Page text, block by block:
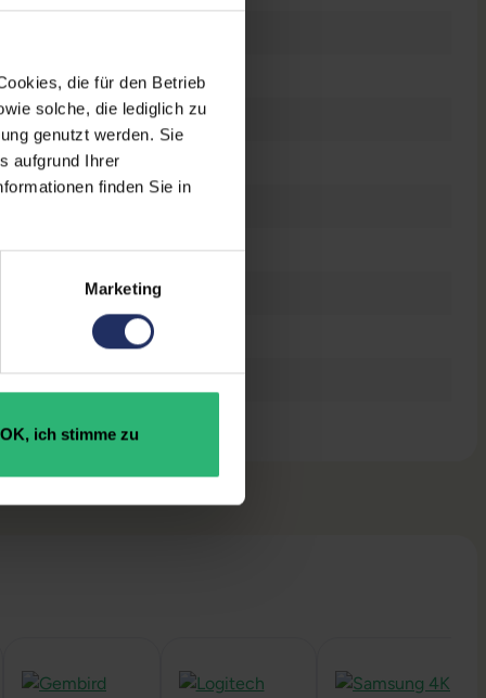
die für den Betrieb
solche, die lediglich zu
genutzt werden. Sie
aufgrund Ihrer
finden Sie in
Marketing
OK, ich stimme zu
x 368 mm